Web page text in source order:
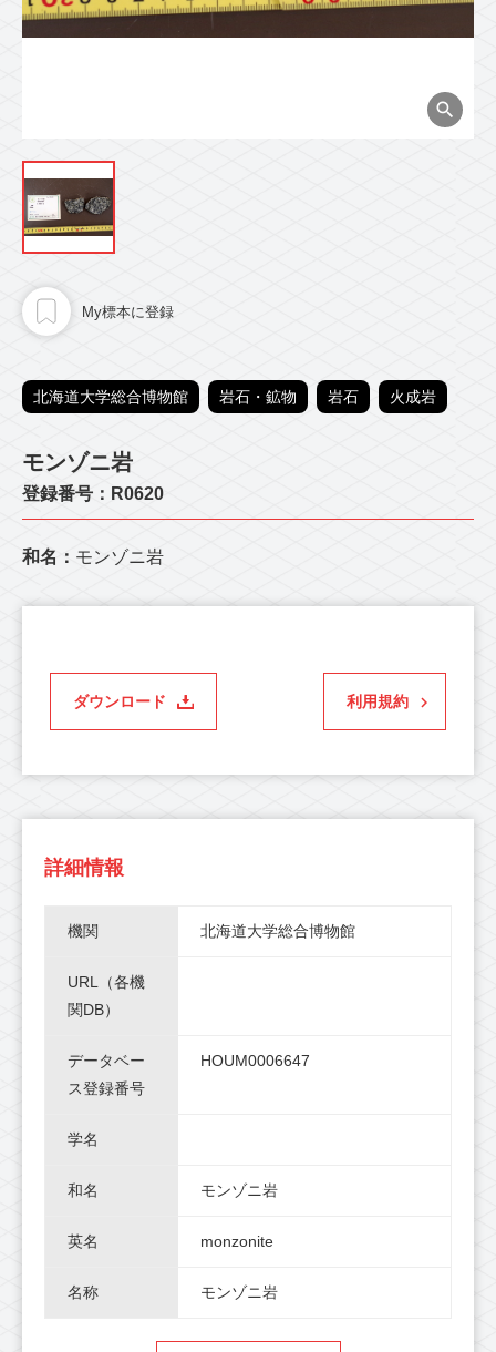
My標本に登録
北海道大学総合博物館 岩石・鉱物 岩石 火成岩
モンゾニ岩
登録番号：R0620
和名： モンゾニ岩
ダウンロード 利用規約
詳細情報
機関 北海道大学総合博物館
URL（各機
関DB）
データベー
ス登録番号
HOUM0006647
学名
和名 モンゾニ岩
英名 monzonite
名称 モンゾニ岩